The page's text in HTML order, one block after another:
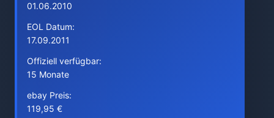
01.06.2010
EOL Datum:
17.09.2011
Offiziell verfügbar:
15 Monate
ebay Preis:
119,95 €